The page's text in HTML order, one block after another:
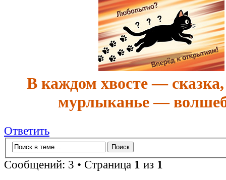
В каждом хвосте —
мурлыканье —
Ответить
Сообщений: 3 • Страница 1 из 1